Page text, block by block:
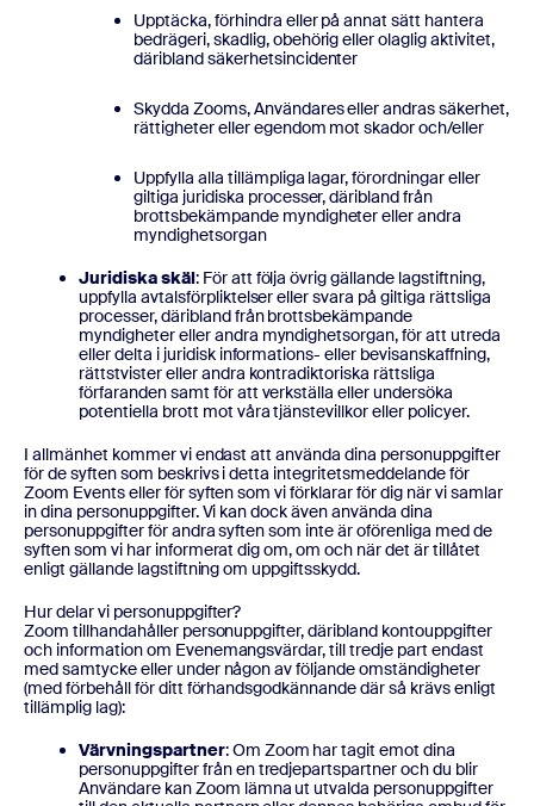
Upptäcka, förhindra eller på annat sätt hantera
bedrägeri, skadlig, obehörig eller olaglig aktivitet,
däribland säkerhetsincidenter
Skydda Zooms, Användares eller andras säkerhet,
rättigheter eller egendom mot skador och/eller
Uppfylla alla tillämpliga lagar, förordningar eller
giltiga juridiska processer, däribland från
brottsbekämpande myndigheter eller andra
myndighetsorgan
Juridiska skäl: För att följa övrig gällande lagstiftning,
uppfylla avtalsförpliktelser eller svara på giltiga rättsliga
processer, däribland från brottsbekämpande
myndigheter eller andra myndighetsorgan, för att utreda
eller delta i juridisk informations- eller bevisanskaffning,
rättstvister eller andra kontradiktoriska rättsliga
förfaranden samt för att verkställa eller undersöka
potentiella brott mot våra tjänstevillkor eller policyer.
I allmänhet kommer vi endast att använda dina personuppgifter
för de syften som beskrivs i detta integritetsmeddelande för
Zoom Events eller för syften som vi förklarar för dig när vi samlar
in dina personuppgifter. Vi kan dock även använda dina
personuppgifter för andra syften som inte är oförenliga med de
syften som vi har informerat dig om, om och när det är tillåtet
enligt gällande lagstiftning om uppgiftsskydd.
Hur delar vi personuppgifter?
Zoom tillhandahåller personuppgifter, däribland kontouppgifter
och information om Evenemangsvärdar, till tredje part endast
med samtycke eller under någon av följande omständigheter
(med förbehåll för ditt förhandsgodkännande där så krävs enligt
tillämplig lag):
Värvningspartner: Om Zoom har tagit emot dina
personuppgifter från en tredjepartspartner och du blir
Användare kan Zoom lämna ut utvalda personuppgifter